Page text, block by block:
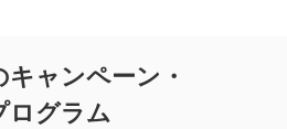
関する注意
キャンペーン・
ログラム